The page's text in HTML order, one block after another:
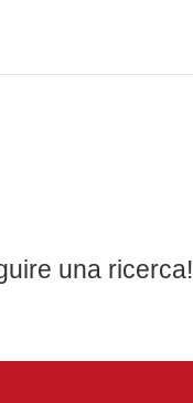
una ricerca!